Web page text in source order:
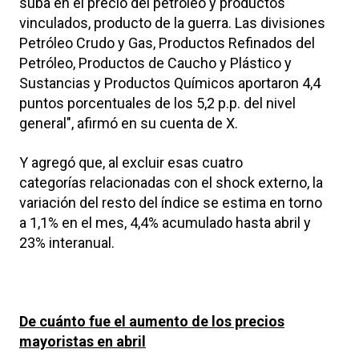
vinculados, producto de la guerra. Las divisiones
Petróleo Crudo y Gas, Productos Refinados del
Petróleo, Productos de Caucho y Plástico y
Sustancias y Productos Químicos aportaron 4,4
puntos porcentuales de los 5,2 p.p. del nivel
general", afirmó en su cuenta de X.
Y agregó que, al excluir esas cuatro
categorías relacionadas con el shock externo, la
variación del resto del índice se estima en torno
a 1,1% en el mes, 4,4% acumulado hasta abril y
23% interanual.
De cuánto fue el aumento de los precios
mayoristas en abril